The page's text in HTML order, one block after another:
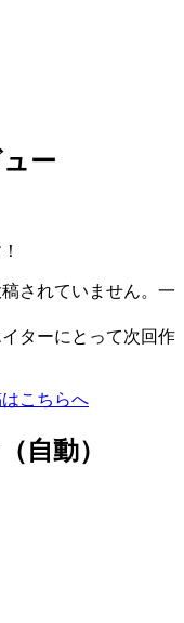
ー
されていません。一
ターにとって次回作
こちらへ
自動）